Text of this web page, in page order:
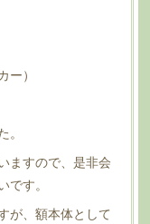
）
ますので、是非会
す。
が、額本体として